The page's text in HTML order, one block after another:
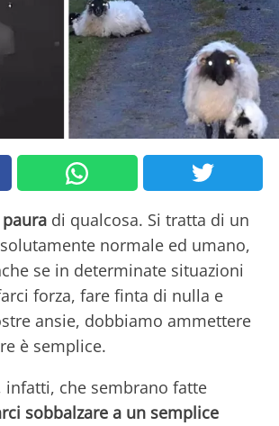
paura di qualcosa. Si tratta di un
normale ed umano,
se in determinate situazioni
forza, fare finta di nulla e
ansie, dobbiamo ammettere
è semplice.
infatti, che sembrano fatte
sobbalzare a un semplice